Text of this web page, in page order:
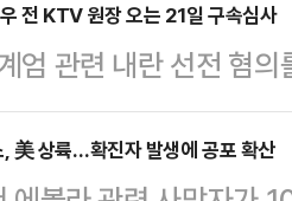
은 1억원이 넘는 것으
새벽 서울 동대문구·
생 2명과 여학생 1명
생했다.이들은 한 명이
전 KTV 원장 오는 21일 구속심사
엄 관련 내란 선전 혐
여부가 오는 21일 결
록 영장전담 부장판사
, 美 상륙…확진자 발생에 공포 확산